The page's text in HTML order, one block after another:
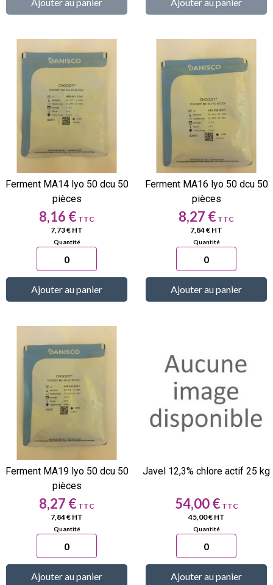
Ferment MA14 lyo 50 dcu 50
pièces
Prix
8,16 €
7,73 € HT
Ajouter au panier
Ferment MA16 lyo 50 dcu 50
pièces
Prix
8,27 €
7,84 € HT
Ajouter au panier
Ferment MA19 lyo 50 dcu 50
pièces
Prix
8,27 €
7,84 € HT
Ajouter au panier
Javel 12,3% chlore actif 25 kg
Prix
54,00 €
45,00 € HT
Ajouter au panier